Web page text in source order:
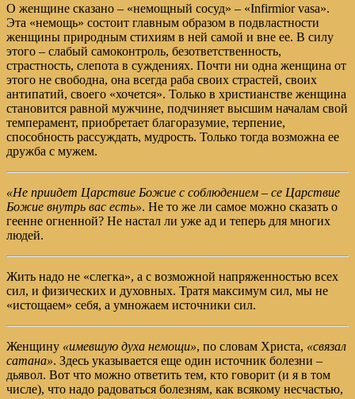
О женщине сказано – «немощный сосуд» – «Infirmior vasa».
Эта «немощь» состоит главным образом в подвластности
женщины природным стихиям в ней самой и вне ее. В силу
этого – слабый самоконтроль, безответственность,
страстность, слепота в суждениях. Почти ни одна женщина от
этого не свободна, она всегда раба своих страстей, своих
антипатий, своего «хочется». Только в христианстве женщина
становится равной мужчине, подчиняет высшим началам свой
темперамент, приобретает благоразумие, терпение,
способность рассуждать, мудрость. Только тогда возможна ее
дружба с мужем.
«Не приидет Царствие Божие с соблюдением – се Царствие
Божие внутрь вас есть». Не то же ли самое можно сказать о
геенне огненной? Не настал ли уже ад и теперь для многих
людей.
Жить надо не «слегка», а с возможной напряженностью всех
сил, и физических и духовных. Тратя максимум сил, мы не
«истощаем» себя, а умножаем источники сил.
Женщину «имевшую духа немощи», по словам Христа, «связал
сатана». Здесь указывается еще один источник болезни –
дьявол. Вот что можно ответить тем, кто говорит (и я в том
числе), что надо радоваться болезням, как всякому несчастью,